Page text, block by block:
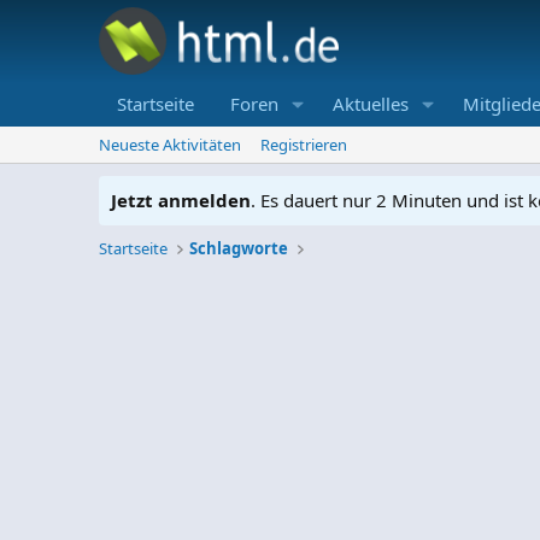
Startseite Foren Aktuelles
Neueste Aktivitäten Registrieren
Jetzt anmelden. Es dauert nur 2 Minuten und ist
Startseite Schlagworte